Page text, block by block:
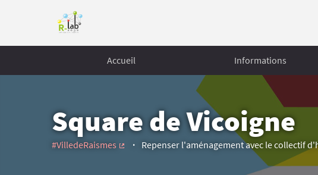
Accueil Informations
Square de Vicoigne
#VilledeRaismes
Repenser l'aménagement avec le collectif